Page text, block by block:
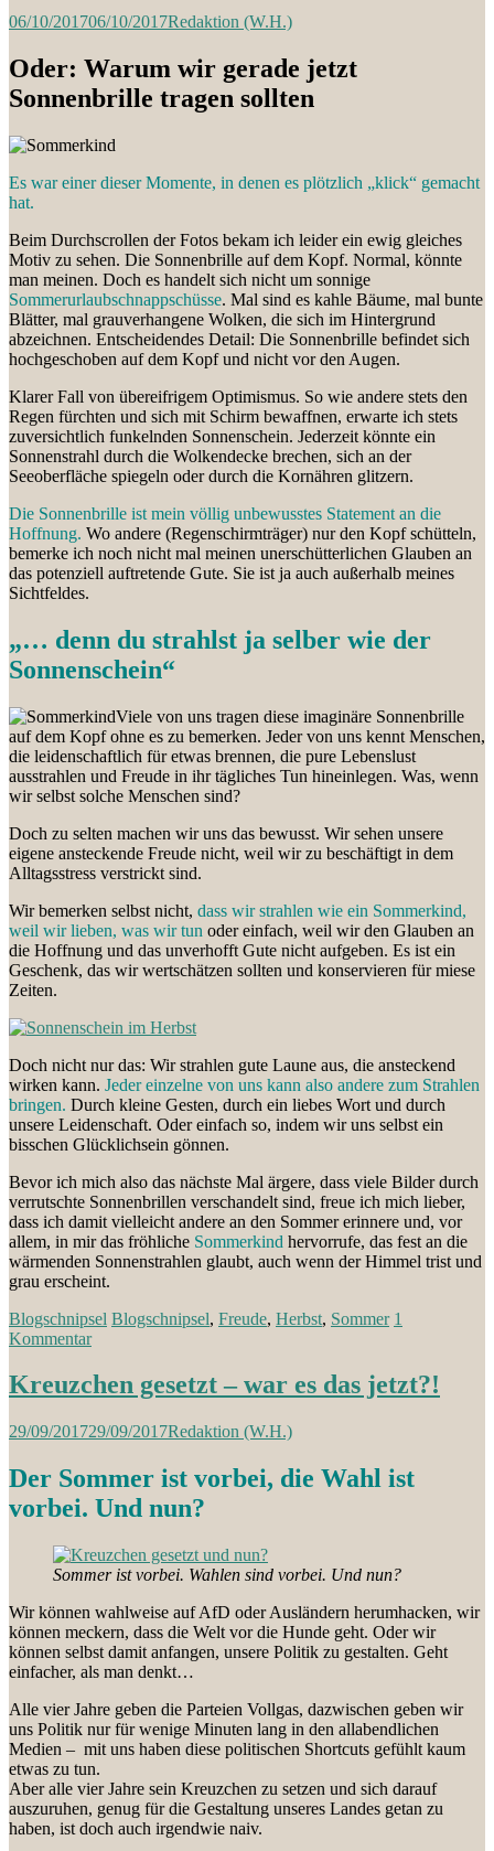
06/10/201706/10/2017Redaktion (W.H.)
Oder: Warum wir gerade jetzt
Sonnenbrille tragen sollten
Es war einer dieser Momente, in denen es plötzlich „klick“ gemacht
hat.
Beim Durchscrollen der Fotos bekam ich leider ein ewig gleiches
Motiv zu sehen. Die Sonnenbrille auf dem Kopf. Normal, könnte
man meinen. Doch es handelt sich nicht um sonnige
Sommerurlaubschnappschüsse. Mal sind es kahle Bäume, mal bunte
Blätter, mal grauverhangene Wolken, die sich im Hintergrund
abzeichnen. Entscheidendes Detail: Die Sonnenbrille befindet sich
hochgeschoben auf dem Kopf und nicht vor den Augen.
Klarer Fall von übereifrigem Optimismus. So wie andere stets den
Regen fürchten und sich mit Schirm bewaffnen, erwarte ich stets
zuversichtlich funkelnden Sonnenschein. Jederzeit könnte ein
Sonnenstrahl durch die Wolkendecke brechen, sich an der
Seeoberfläche spiegeln oder durch die Kornähren glitzern.
Die Sonnenbrille ist mein völlig unbewusstes Statement an die
Hoffnung. Wo andere (Regenschirmträger) nur den Kopf schütteln,
bemerke ich noch nicht mal meinen unerschütterlichen Glauben an
das potenziell auftretende Gute. Sie ist ja auch außerhalb meines
Sichtfeldes.
„… denn du strahlst ja selber wie der
Sonnenschein“
Viele von uns tragen diese imaginäre Sonnenbrille
auf dem Kopf ohne es zu bemerken. Jeder von uns kennt Menschen,
die leidenschaftlich für etwas brennen, die pure Lebenslust
ausstrahlen und Freude in ihr tägliches Tun hineinlegen. Was, wenn
wir selbst solche Menschen sind?
Doch zu selten machen wir uns das bewusst. Wir sehen unsere
eigene ansteckende Freude nicht, weil wir zu beschäftigt in dem
Alltagsstress verstrickt sind.
Wir bemerken selbst nicht, dass wir strahlen wie ein Sommerkind,
weil wir lieben, was wir tun oder einfach, weil wir den Glauben an
die Hoffnung und das unverhofft Gute nicht aufgeben. Es ist ein
Geschenk, das wir wertschätzen sollten und konservieren für miese
Zeiten.
Doch nicht nur das: Wir strahlen gute Laune aus, die ansteckend
wirken kann. Jeder einzelne von uns kann also andere zum Strahlen
bringen. Durch kleine Gesten, durch ein liebes Wort und durch
unsere Leidenschaft. Oder einfach so, indem wir uns selbst ein
bisschen Glücklichsein gönnen.
Bevor ich mich also das nächste Mal ärgere, dass viele Bilder durch
verrutschte Sonnenbrillen verschandelt sind, freue ich mich lieber,
dass ich damit vielleicht andere an den Sommer erinnere und, vor
allem, in mir das fröhliche Sommerkind hervorrufe, das fest an die
wärmenden Sonnenstrahlen glaubt, auch wenn der Himmel trist und
grau erscheint.
Blogschnipsel Blogschnipsel, Freude, Herbst, Sommer 1
Kommentar
Kreuzchen gesetzt – war es das jetzt?!
29/09/201729/09/2017Redaktion (W.H.)
Der Sommer ist vorbei, die Wahl ist
vorbei. Und nun?
Sommer ist vorbei. Wahlen sind vorbei. Und nun?
Wir können wahlweise auf AfD oder Ausländern herumhacken, wir
können meckern, dass die Welt vor die Hunde geht. Oder wir
können selbst damit anfangen, unsere Politik zu gestalten. Geht
einfacher, als man denkt…
Alle vier Jahre geben die Parteien Vollgas, dazwischen geben wir
uns Politik nur für wenige Minuten lang in den allabendlichen
Medien – mit uns haben diese politischen Shortcuts gefühlt kaum
etwas zu tun.
Aber alle vier Jahre sein Kreuzchen zu setzen und sich darauf
auszuruhen, genug für die Gestaltung unseres Landes getan zu
haben, ist doch auch irgendwie naiv.